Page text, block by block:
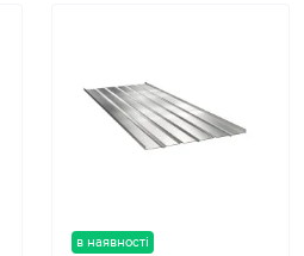
в наявності